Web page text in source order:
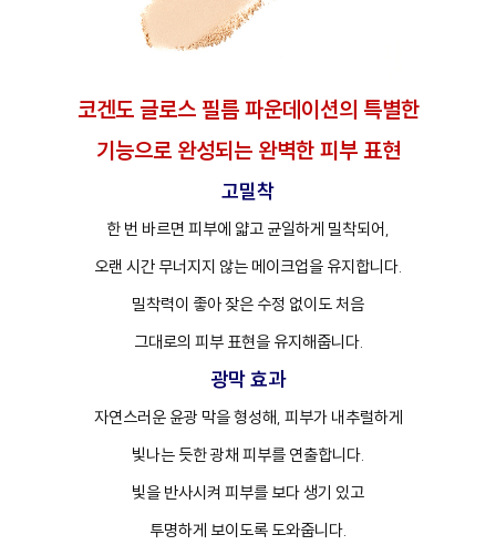
코겐도 글로스 필름 파운데이션의 특별한
기능으로 완성되는 완벽한 피부 표현
고밀착
한 번 바르면 피부에 얇고 균일하게 밀착되어,
오랜 시간 무너지지 않는 메이크업을 유지합니다.
밀착력이 좋아 잦은 수정 없이도 처음
그대로의 피부 표현을 유지해줍니다.
광막 효과
자연스러운 윤광 막을 형성해, 피부가 내추럴하게
빛나는 듯한 광채 피부를 연출합니다.
빛을 반사시켜 피부를 보다 생기 있고
투명하게 보이도록 도와줍니다.